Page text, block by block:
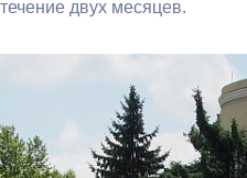
течение двух месяцев.